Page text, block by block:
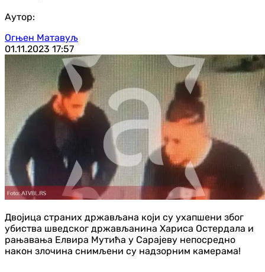
Аутор:
Огњен Матавуљ
01.11.2023 17:57
Двојица страних држављана који су ухапшени због
убиства шведског држављанина Хариса Остердала и
рањавања Елвира Мутића у Сарајеву непосредно
након злочина снимљени су надзорним камерама!